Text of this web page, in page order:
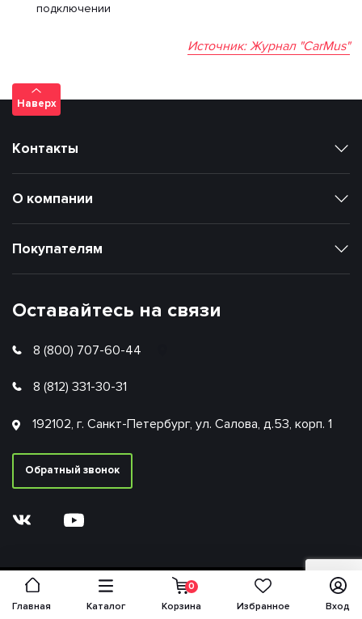
Главная Каталог
0
Корзина Избранное Вход
подключении
Источник: Журнал "CarMus"
Наверх
Оставайтесь на связи
8 (800) 707-60-44
8 (812) 331-30-31
192102, г. Санкт-Петербург, ул. Салова, д.53, корп. 1
Обратный звонок
Покупателям
О компании
Контакты
Политика обработки персональных данных